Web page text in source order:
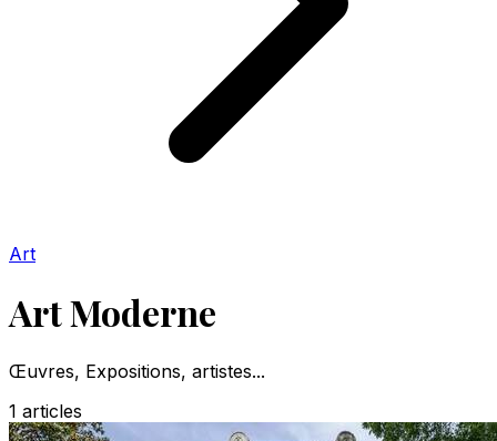
Art
Art Moderne
Œuvres, Expositions, artistes...
1 articles